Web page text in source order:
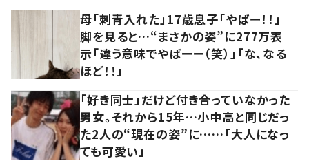
母「刺青入れた」17歳息子「やばー！！」
脚を見ると…“まさかの姿”に277万表
示「違う意味でやばーー（笑）」「な、なる
ほど！！」
「好き同士」だけど付き合っていなかった
男女。それから15年…小中高と同じだっ
た2人の“現在の姿”に……「大人になっ
ても可愛い」